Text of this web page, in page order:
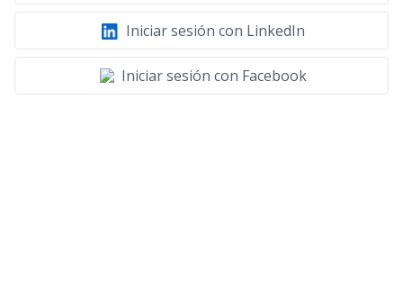
Iniciar sesión con LinkedIn
Iniciar sesión con Facebook